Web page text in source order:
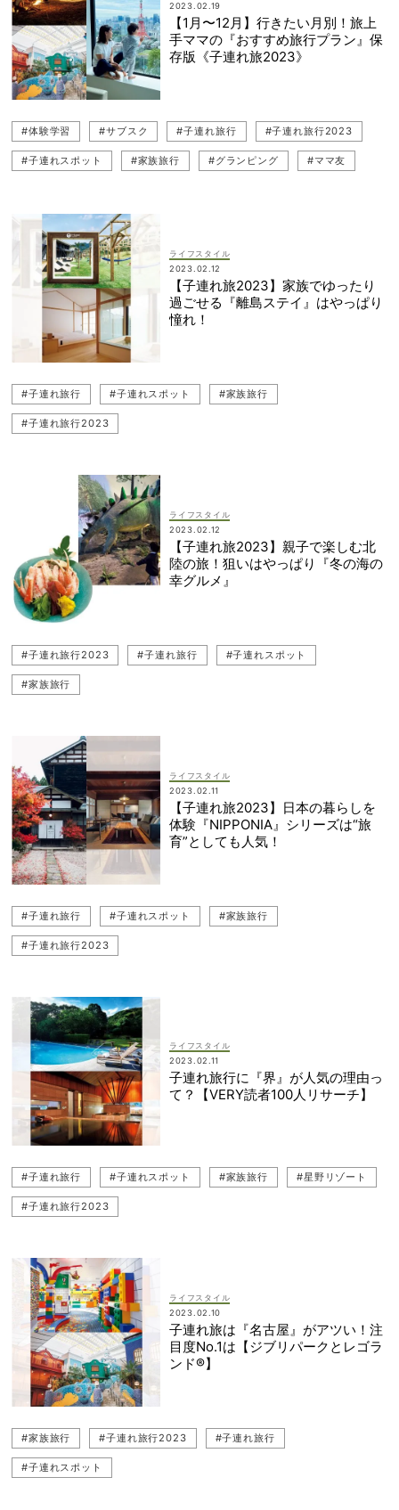
2023.02.19
【1月〜12月】行きたい月別！旅上
手ママの『おすすめ旅行プラン』保
存版《子連れ旅2023》
#体験学習 #サブスク #子連れ旅行 #子連れ旅行2023
#子連れスポット #家族旅行 #グランピング #ママ友
#キャンプ #ラグジュアリーホテル
ライフスタイル
2023.02.12
【子連れ旅2023】家族でゆったり
過ごせる『離島ステイ』はやっぱり
憧れ！
#子連れ旅行 #子連れスポット #家族旅行
#子連れ旅行2023
ライフスタイル
2023.02.12
【子連れ旅2023】親子で楽しむ北
陸の旅！狙いはやっぱり『冬の海の
幸グルメ』
#子連れ旅行2023 #子連れ旅行 #子連れスポット
#家族旅行
ライフスタイル
2023.02.11
【子連れ旅2023】日本の暮らしを
体験『NIPPONIA』シリーズは“旅
育”としても人気！
#子連れ旅行 #子連れスポット #家族旅行
#子連れ旅行2023
ライフスタイル
2023.02.11
子連れ旅行に『界』が人気の理由っ
て？【VERY読者100人リサーチ】
#子連れ旅行 #子連れスポット #家族旅行 #星野リゾート
#子連れ旅行2023
ライフスタイル
2023.02.10
子連れ旅は『名古屋』がアツい！注
目度No.1は【ジブリパークとレゴラ
ンド®️】
#家族旅行 #子連れ旅行2023 #子連れ旅行
#子連れスポット